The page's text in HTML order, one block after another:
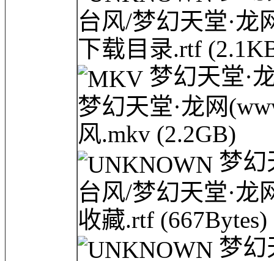
台风/梦幻天堂·龙
下载目录.rtf
梦幻天堂·
梦幻天堂·龙网
风.mkv (2.2GB)
梦幻
台风/梦幻天堂·龙
收藏.rtf (667Bytes)
梦幻